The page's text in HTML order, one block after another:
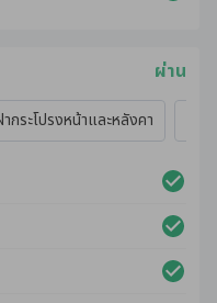
ผ่าน
กระโปรงหน้าและหลังคา